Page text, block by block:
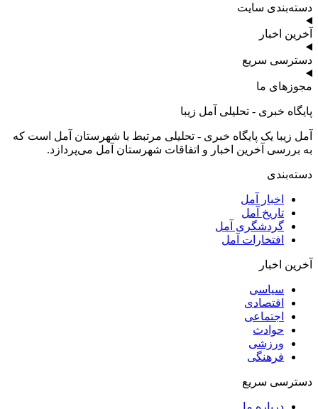
دسته‌بندی سایت
آخرین اخبار
دسترسی سریع
مجوزهای ما
پایگاه خبری - تحلیلی آمل زیبا
آمل زیبا یک پایگاه خبری - تحلیلی مرتبط با شهرستان آمل است که
به بررسی آخرین اخبار و اتفاقات شهرستان آمل می‌پردازد.
دسته‌بندی
اخبار آمل
تاریخ آمل
گردشگری آمل
افتخارات آمل
آخرین اخبار
سیاسی
اقتصادی
اجتماعی
حوادث
ورزشی
فرهنگی
دسترسی سریع